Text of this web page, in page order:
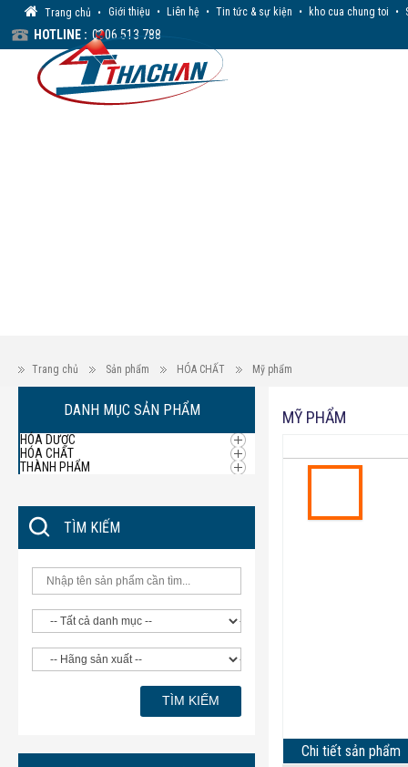
Trang chủ • Giới thiệu • Liên hệ • Tin tức & sự kiện • kho cua chung toi •
HOTLINE : 0906 513 788
Trang chủ Sản phẩm HÓA CHẤT Mỹ phẩm
DANH MỤC SẢN PHẨM
HÓA DƯỢC
HÓA CHẤT
THÀNH PHẨM
TÌM KIẾM
MỸ PHẨM
Chi tiết sản phẩm